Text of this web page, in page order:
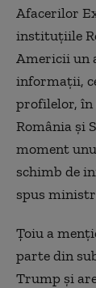
Afacerilor
instituţiile
Americii un
informaţii,
profilelor, în
România şi
moment
schimb de
spus
Ţoiu a
parte din
Trump şi